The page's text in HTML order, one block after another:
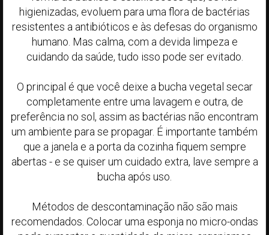
higienizadas, evoluem para uma flora de bactérias
resistentes a antibióticos e às defesas do organismo
humano. Mas calma, com a devida limpeza e
cuidando da saúde, tudo isso pode ser evitado.
O principal é que você deixe a bucha vegetal secar
completamente entre uma lavagem e outra, de
preferência no sol, assim as bactérias não encontram
um ambiente para se propagar. É importante também
que a janela e a porta da cozinha fiquem sempre
abertas - e se quiser um cuidado extra, lave sempre a
bucha após uso.
Métodos de descontaminação não são mais
recomendados. Colocar uma esponja no micro-ondas